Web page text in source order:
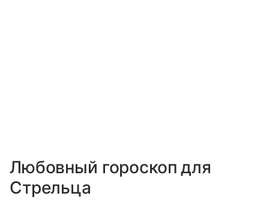
Любовный гороскоп для
Стрельца